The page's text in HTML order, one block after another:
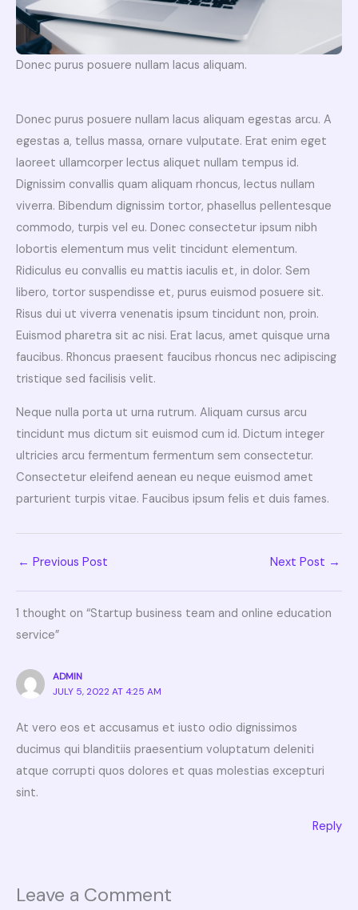
Donec purus posuere nullam lacus aliquam.
Donec purus posuere nullam lacus aliquam egestas arcu. A
egestas a, tellus massa, ornare vulputate. Erat enim eget
laoreet ullamcorper lectus aliquet nullam tempus id.
Dignissim convallis quam aliquam rhoncus, lectus nullam
viverra. Bibendum dignissim tortor, phasellus pellentesque
commodo, turpis vel eu. Donec consectetur ipsum nibh
lobortis elementum mus velit tincidunt elementum.
Ridiculus eu convallis eu mattis iaculis et, in dolor. Sem
libero, tortor suspendisse et, purus euismod posuere sit.
Risus dui ut viverra venenatis ipsum tincidunt non, proin.
Euismod pharetra sit ac nisi. Erat lacus, amet quisque urna
faucibus. Rhoncus praesent faucibus rhoncus nec adipiscing
tristique sed facilisis velit.
Neque nulla porta ut urna rutrum. Aliquam cursus arcu
tincidunt mus dictum sit euismod cum id. Dictum integer
ultricies arcu fermentum fermentum sem consectetur.
Consectetur eleifend aenean eu neque euismod amet
parturient turpis vitae. Faucibus ipsum felis et duis fames.
← Previous Post Next Post →
1 thought on “Startup business team and online education
service”
ADMIN
JULY 5, 2022 AT 4:25 AM
At vero eos et accusamus et iusto odio dignissimos
ducimus qui blanditiis praesentium voluptatum deleniti
atque corrupti quos dolores et quas molestias excepturi
sint.
Reply
Leave a Comment